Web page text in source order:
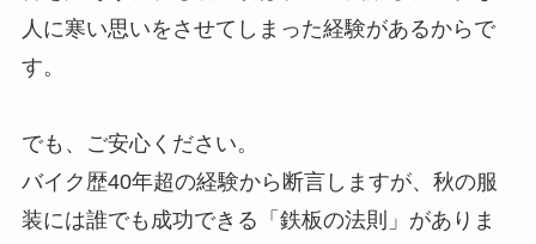
人に寒い思いをさせてしまった経験があるからで
す。
でも、ご安心ください。
バイク歴40年超の経験から断言しますが、秋の服
装には誰でも成功できる「鉄板の法則」がありま